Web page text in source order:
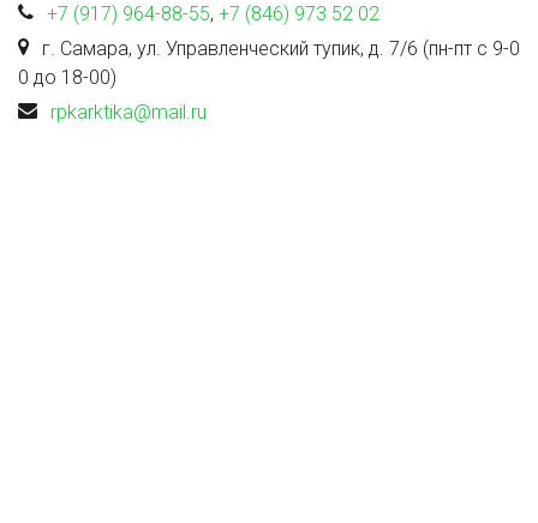
+7 (917) 964-88-55, +7 (846) 973 52 02
г. Самара, ул. Управленческий тупик, д. 7/6 (пн-пт с 9-0
0 до 18-00)
rpkarktika@mail.ru